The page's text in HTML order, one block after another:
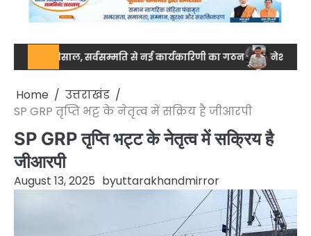
सर्वसम्मति से नई कार्यकारिणी का गठन नेशनल स्तर पर ड्रग
Home
उत्तराखंड
SP GRP तृप्ति भट्ट के नेतृत्व में सक्रिय है जीआरपी
SP GRP तृप्ति भट्ट के नेतृत्व में सक्रिय है
जीआरपी
August 13, 2025 byuttarakhandmirror